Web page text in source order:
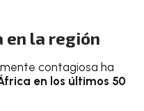
en la región
contagiosa ha
en los últimos 50